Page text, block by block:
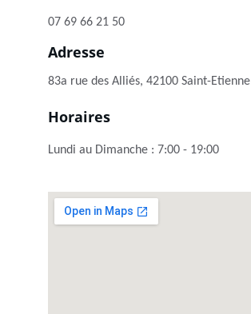
Adresse
83a rue des Alliés, 42100 Saint-Etienne
Horaires
07 69 66 21 50
Lundi au Dimanche : 7:00 - 19:00